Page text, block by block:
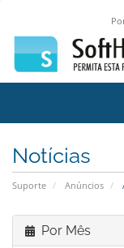
Notícias
Suporte Anúncios
Por Mês